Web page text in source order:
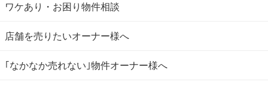
ワケあり・お困り物件相談
店舗を売りたいオーナー様へ
｢なかなか売れない｣物件オーナー様へ